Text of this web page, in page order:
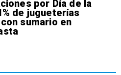
por Día de la
de jugueterías
sumario en